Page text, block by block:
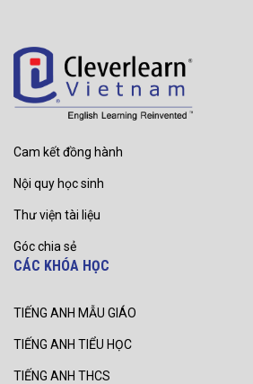
Cam kết đồng hành
Nội quy học sinh
Thư viện tài liệu
Góc chia sẻ
CÁC KHÓA HỌC
TIẾNG ANH MẪU GIÁO
TIẾNG ANH TIỂU HỌC
TIẾNG ANH THCS